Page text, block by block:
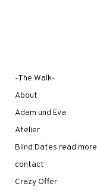
-The Walk-
About
Adam und Eva
Atelier
Blind Dates read more
contact
Crazy Offer